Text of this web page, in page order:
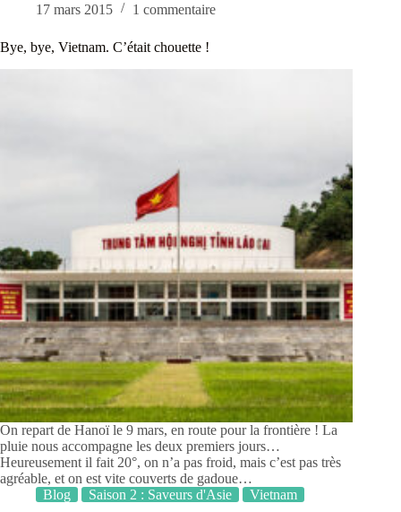
17 mars 2015 1 commentaire
Bye, bye, Vietnam. C’était chouette !
On repart de Hanoï le 9 mars, en route pour la frontière ! La
pluie nous accompagne les deux premiers jours…
Heureusement il fait 20°, on n’a pas froid, mais c’est pas très
agréable, et on est vite couverts de gadoue…
Blog
Saison 2 : Saveurs d'Asie Vietnam